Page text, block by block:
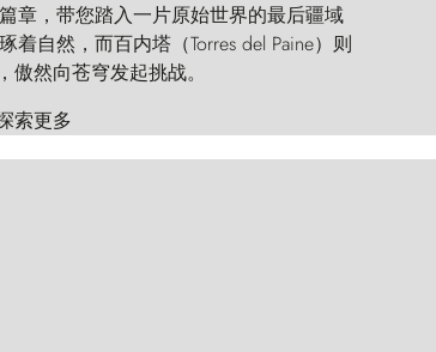
章，带您踏入一片原始世界的最后疆域
自然，而百内塔（Torres del Paine）则
傲然向苍穹发起挑战。
索更多